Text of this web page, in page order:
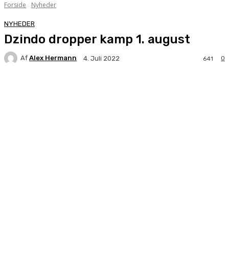
Forside Nyheder
NYHEDER
Dzindo dropper kamp 1. august
Af Alex Hermann 4. Juli 2022 0
641